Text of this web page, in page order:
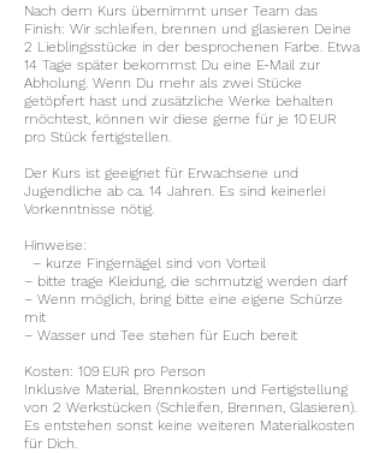
Nach dem Kurs übernimmt unser Team das
Finish: Wir schleifen, brennen und glasieren Deine
2 Lieblingsstücke in der besprochenen Farbe. Etwa
14 Tage später bekommst Du eine E-Mail zur
Abholung. Wenn Du mehr als zwei Stücke
getöpfert hast und zusätzliche Werke behalten
möchtest, können wir diese gerne für je 10 EUR
pro Stück fertigstellen.
Der Kurs ist geeignet für Erwachsene und
Jugendliche ab ca. 14 Jahren. Es sind keinerlei
Vorkenntnisse nötig.
Hinweise:
– kurze Fingernägel sind von Vorteil
– bitte trage Kleidung, die schmutzig werden darf
– Wenn möglich, bring bitte eine eigene Schürze
mit
– Wasser und Tee stehen für Euch bereit
Kosten: 109 EUR pro Person
Inklusive Material, Brennkosten und Fertigstellung
von 2 Werkstücken (Schleifen, Brennen, Glasieren).
Es entstehen sonst keine weiteren Materialkosten
für Dich.